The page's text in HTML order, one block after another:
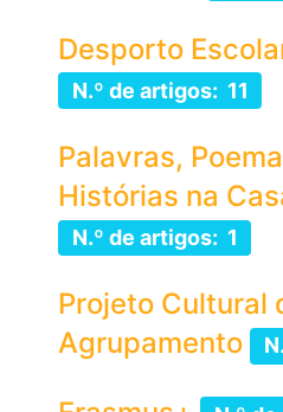
Desporto
N.º de artigos: 11
Palavras,
Histórias na
N.º de artigos: 1
Projeto Cultural
Agrupamento